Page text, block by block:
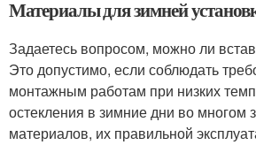
Материалы для зимней
Задаетесь вопросом, можно ли
Это допустимо, если соблюдать
монтажным работам при низких
остекления в зимние дни во многом
материалов, их правильной